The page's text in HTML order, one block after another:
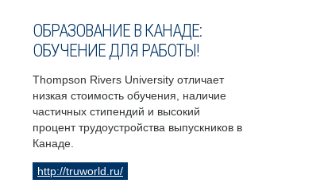
ОБРАЗОВАНИЕ В КАНАДЕ:
ОБУЧЕНИЕ ДЛЯ РАБОТЫ!
Thompson Rivers University отличает
низкая стоимость обучения, наличие
частичных стипендий и высокий
процент трудоустройства выпускников в
Канаде.
http://truworld.ru/